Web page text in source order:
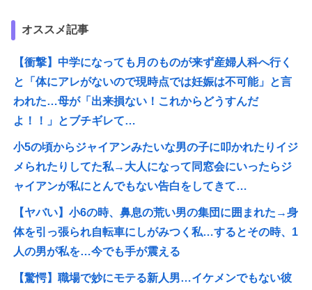
オススメ記事
【衝撃】中学になっても月のものが来ず産婦人科へ行く
と「体にアレがないので現時点では妊娠は不可能」と言
われた…母が「出来損ない！これからどうすんだ
よ！！」とブチギレて…
小5の頃からジャイアンみたいな男の子に叩かれたりイジ
メられたりしてた私→大人になって同窓会にいったらジ
ャイアンが私にとんでもない告白をしてきて…
【ヤバい】小6の時、鼻息の荒い男の集団に囲まれた→身
体を引っ張られ自転車にしがみつく私…するとその時、1
人の男が私を…今でも手が震える
【驚愕】職場で妙にモテる新人男…イケメンでもない彼